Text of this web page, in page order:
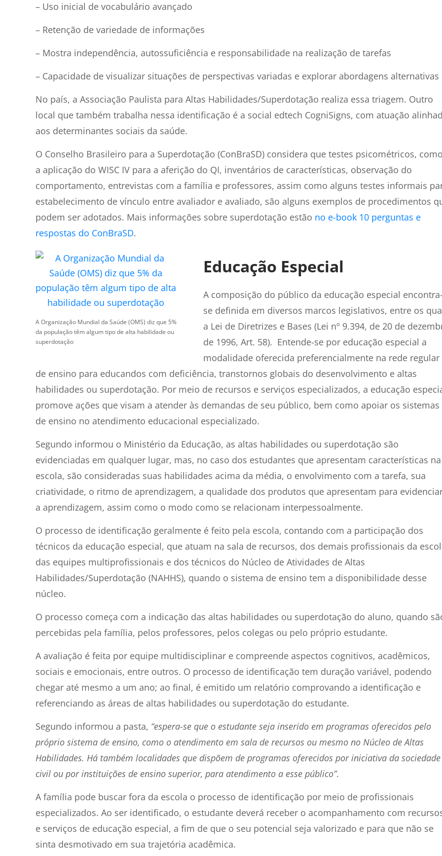
– Uso inicial de vocabulário avançado
– Retenção de variedade de informações
– Mostra independência, autossuficiência e responsabilidade na realização de tarefas
– Capacidade de visualizar situações de perspectivas variadas e explorar abordagens alternativas
No país, a Associação Paulista para Altas Habilidades/Superdotação realiza essa triagem. Outro
local que também trabalha nessa identificação é a social edtech CogniSigns, com atuação
aos determinantes sociais da saúde.
O Conselho Brasileiro para a Superdotação (ConBraSD) considera que testes psicométricos,
a aplicação do WISC IV para a aferição do QI, inventários de características, observação do
comportamento, entrevistas com a família e professores, assim como alguns testes informais
estabelecimento de vínculo entre avaliador e avaliado, são alguns exemplos de procedimentos
podem ser adotados. Mais informações sobre superdotação estão no e-book 10 perguntas e
respostas do ConBraSD.
A Organização Mundial da Saúde (OMS) diz que 5%
da população têm algum tipo de alta habilidade ou
superdotação
Educação Especial
A composição do público da educação especial
se definida em diversos marcos legislativos, entre os
a Lei de Diretrizes e Bases (Lei nº 9.394, de 20 de
de 1996, Art. 58). Entende-se por educação especial a
modalidade oferecida preferencialmente na rede regular
de ensino para educandos com deficiência, transtornos globais do desenvolvimento e altas
habilidades ou superdotação. Por meio de recursos e serviços especializados, a educação
promove ações que visam a atender às demandas de seu público, bem como apoiar os sistemas
de ensino no atendimento educacional especializado.
Segundo informou o Ministério da Educação, as altas habilidades ou superdotação são
evidenciadas em qualquer lugar, mas, no caso dos estudantes que apresentam características na
escola, são consideradas suas habilidades acima da média, o envolvimento com a tarefa, sua
criatividade, o ritmo de aprendizagem, a qualidade dos produtos que apresentam para
a aprendizagem, assim como o modo como se relacionam interpessoalmente.
O processo de identificação geralmente é feito pela escola, contando com a participação dos
técnicos da educação especial, que atuam na sala de recursos, dos demais profissionais da
das equipes multiprofissionais e dos técnicos do Núcleo de Atividades de Altas
Habilidades/Superdotação (NAHHS), quando o sistema de ensino tem a disponibilidade desse
núcleo.
O processo começa com a indicação das altas habilidades ou superdotação do aluno, quando
percebidas pela família, pelos professores, pelos colegas ou pelo próprio estudante.
A avaliação é feita por equipe multidisciplinar e compreende aspectos cognitivos, acadêmicos,
sociais e emocionais, entre outros. O processo de identificação tem duração variável, podendo
chegar até mesmo a um ano; ao final, é emitido um relatório comprovando a identificação e
referenciando as áreas de altas habilidades ou superdotação do estudante.
Segundo informou a pasta, “espera-se que o estudante seja inserido em programas oferecidos pelo
próprio sistema de ensino, como o atendimento em sala de recursos ou mesmo no Núcleo de Altas
Habilidades. Há também localidades que dispõem de programas oferecidos por iniciativa da sociedade
civil ou por instituições de ensino superior, para atendimento a esse público”.
A família pode buscar fora da escola o processo de identificação por meio de profissionais
especializados. Ao ser identificado, o estudante deverá receber o acompanhamento com
e serviços de educação especial, a fim de que o seu potencial seja valorizado e para que não se
sinta desmotivado em sua trajetória acadêmica.